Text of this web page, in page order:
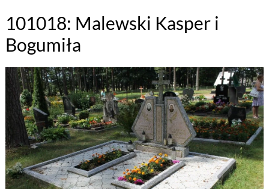
101018: Malewski Kasper i
Bogumiła